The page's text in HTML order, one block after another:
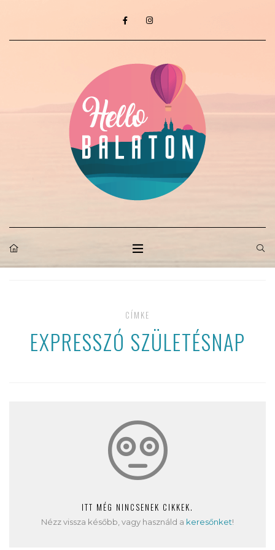
CÍMKE
EXPRESSZÓ SZÜLETÉSNAP
ITT MÉG NINCSENEK CIKKEK.
Nézz vissza később, vagy használd a keresőnket!